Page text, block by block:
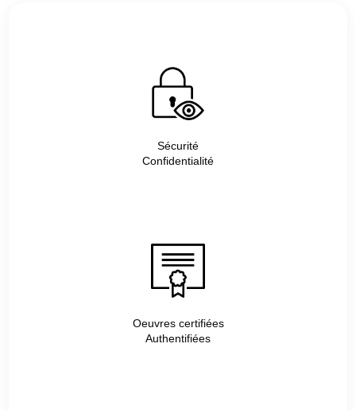
Sécurité
Confidentialité
Oeuvres certifiées
Authentifiées